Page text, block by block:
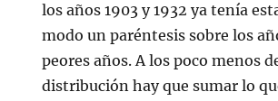
los años 1903 y 1932 ya tenía
modo un paréntesis sobre los
peores años. A los poco menos
distribución hay que sumar lo